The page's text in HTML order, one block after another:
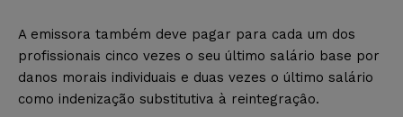
A emissora também deve pagar para cada um dos
profissionais cinco vezes o seu último salário base por
danos morais individuais e duas vezes o último salário
como indenização substitutiva à reintegraçâo.